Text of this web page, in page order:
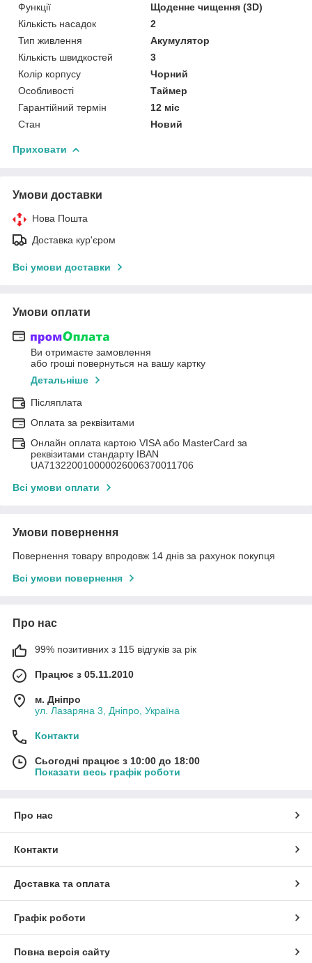
Функції
Щоденне чищення (3D)
Кількість насадок
2
Тип живлення
Акумулятор
Кількість швидкостей
3
Колір корпусу
Чорний
Особливості
Таймер
Гарантійний термін
12 міс
Стан
Новий
Приховати
Умови доставки
Нова Пошта
Доставка кур'єром
Всі умови доставки
Умови оплати
Ви отримаєте замовлення
або гроші повернуться на вашу картку
Детальніше
Післяплата
Оплата за реквізитами
Онлайн оплата картою VISA або MasterCard за
реквізитами стандарту IBAN
UA713220010000026006370011706
Всі умови оплати
Умови повернення
Повернення товару впродовж 14 днів за рахунок покупця
Всі умови повернення
Про нас
99% позитивних з 115 відгуків за рік
Працює з 05.11.2010
м. Дніпро
ул. Лазаряна 3, Дніпро, Україна
Контакти
Сьогодні працює з 10:00 до 18:00
Показати весь графік роботи
Про нас
Контакти
Доставка та оплата
Графік роботи
Повна версія сайту